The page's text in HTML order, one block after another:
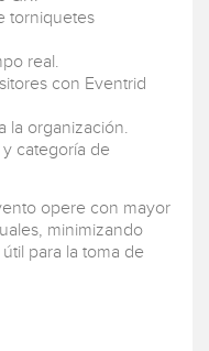
torniquetes
real.
con Eventrid
la organización.
categoría de
opere con mayor
minimizando
para la toma de